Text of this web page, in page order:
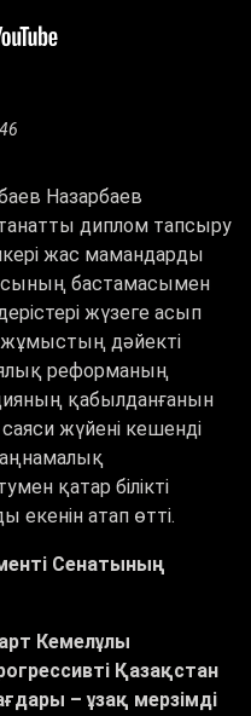
Назарбаев
диплом тапсыру
жас мамандарды
бастамасымен
жүзеге асып
жұмыстың дәйекті
реформаның
қабылданғанын
жүйені кешенді
қатар білікті
атап өтті.
Сенатының
Кемелұлы
Қазақстан
– ұзақ мерзімді